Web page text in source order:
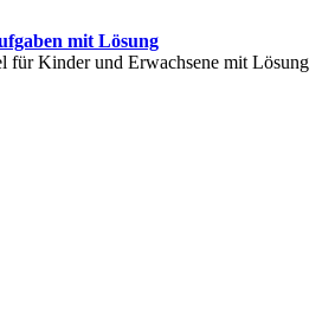
mit Lösung
für Kinder und Erwachsene mit Lösung